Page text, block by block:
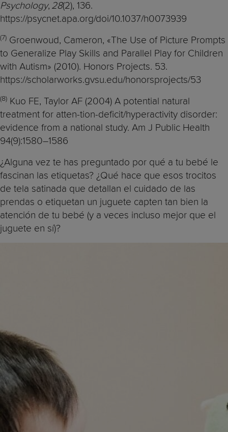
Psychology, 28(2), 136.
https://psycnet.apa.org/doi/10.1037/h0073939
(7) Groenwoud, Cameron, «The Use of Picture Prompts
to Generalize Play Skills and Parallel Play for Children
with Autism» (2010). Honors Projects. 53.
https://scholarworks.gvsu.edu/honorsprojects/53
(8) Kuo FE, Taylor AF (2004) A potential natural
treatment for atten-tion-deficit/hyperactivity disorder:
evidence from a national study. Am J Public Health
94(9):1580–1586
¿Alguna vez te has preguntado por qué a tu bebé le
fascinan las etiquetas? ¿Qué hace que esos trocitos
de tela satinada que detallan el cuidado de las
prendas o etiquetan un juguete capten tan bien la
atención de tu bebé (y a veces incluso mejor que el
juguete en sí)?